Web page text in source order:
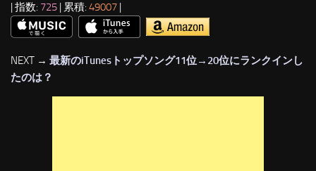
| 指数: 725 | 累積: 49007 |
NEXT → 最新のiTunesトップソング11位→20位にランクインし
たのは？